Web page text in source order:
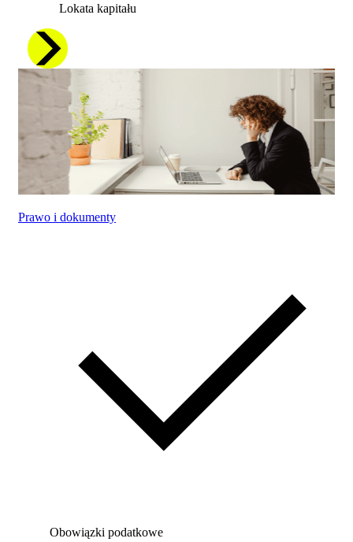
Lokata kapitału
Prawo i dokumenty
Obowiązki podatkowe